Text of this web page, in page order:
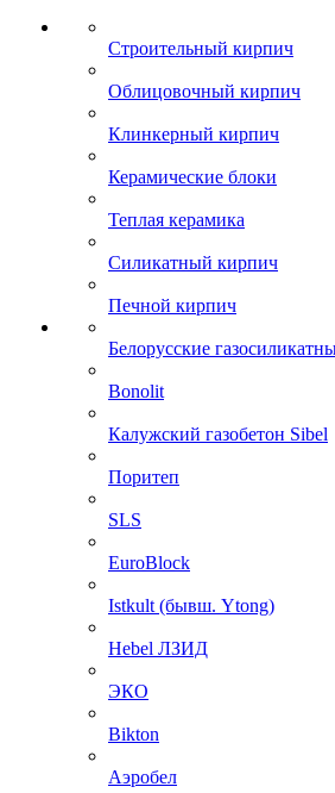
Строительный кирпич
Облицовочный кирпич
Клинкерный кирпич
Керамические блоки
Теплая керамика
Силикатный кирпич
Печной кирпич
Белорусские
Bonolit
Калужский газобетон Sibel
Поритеп
SLS
EuroBlock
Istkult (бывш. Ytong)
Hebel ЛЗИД
ЭКО
Bikton
Аэробел